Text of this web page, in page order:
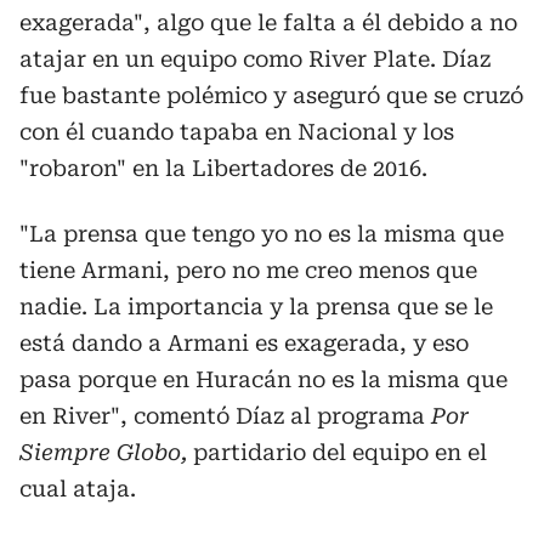
exagerada", algo que le falta a él debido a no
atajar en un equipo como River Plate. Díaz
fue bastante polémico y aseguró que se cruzó
con él cuando tapaba en Nacional y los
"robaron" en la Libertadores de 2016.
"La prensa que tengo yo no es la misma que
tiene Armani, pero no me creo menos que
nadie. La importancia y la prensa que se le
está dando a Armani es exagerada, y eso
pasa porque en Huracán no es la misma que
en River", comentó Díaz al programa Por
Siempre Globo, partidario del equipo en el
cual ataja.